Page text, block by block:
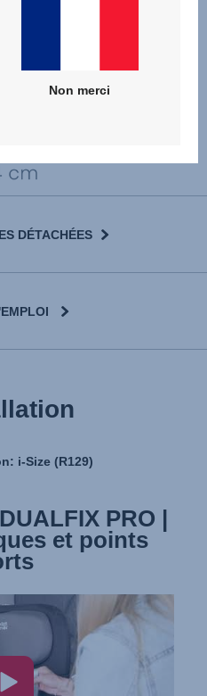
DÉTACHÉES
i-Size (R129)
PRO |
et points
PRO |
Non merci